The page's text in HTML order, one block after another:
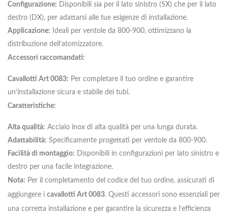
Configurazione: Disponibili sia per il lato sinistro (SX) che per il lato
destro (DX), per adattarsi alle tue esigenze di installazione.
Applicazione: Ideali per ventole da 800-900, ottimizzano la
distribuzione dell’atomizzatore.
Accessori raccomandati:
Cavallotti Art 0083: Per completare il tuo ordine e garantire
un’installazione sicura e stabile dei tubi.
Caratteristiche:
Alta qualità: Acciaio inox di alta qualità per una lunga durata.
Adattabilità: Specificamente progettati per ventole da 800-900.
Facilità di montaggio: Disponibili in configurazioni per lato sinistro e
destro per una facile integrazione.
Nota: Per il completamento del codice del tuo ordine, assicurati di
aggiungere i cavallotti Art 0083. Questi accessori sono essenziali per
una corretta installazione e per garantire la sicurezza e l’efficienza